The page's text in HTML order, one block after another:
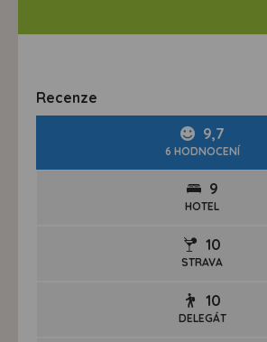
Recenze
9,7
6 HODNOCENÍ
9
HOTEL
10
STRAVA
10
DELEGÁT